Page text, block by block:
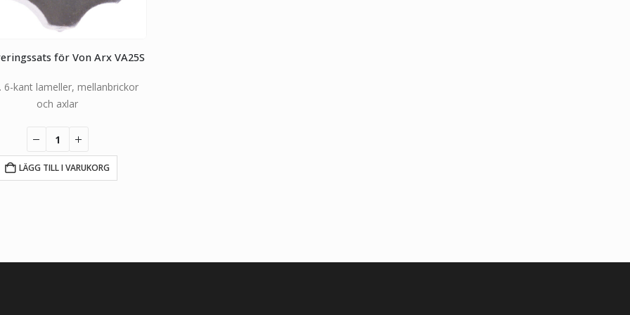
för Von Arx VA25S
6-kant lameller, mellanbrickor
och axlar
LÄGG TILL I VARUKORG